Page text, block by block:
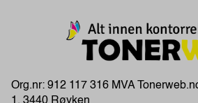
Org.nr: 912 117 316 MVA
1, 3440 Røyken